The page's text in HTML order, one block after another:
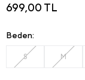
699,00 TL
Beden:
S M